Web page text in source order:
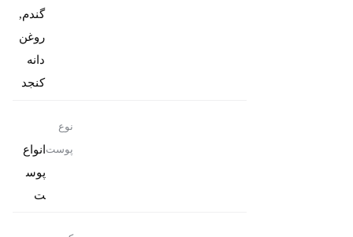
گندم,
روغن
دانه
کنجد
نوع
پوست انواع
پوس
ت